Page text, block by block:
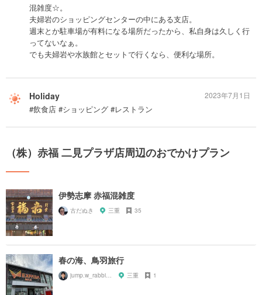
混雑度☆。
夫婦岩のショッピングセンターの中にある支店。
週末とか駐車場が有料になる場所だったから、私自身は久しく行
ってないなぁ。
でも夫婦岩や水族館とセットで行くなら、便利な場所。
Holiday
#飲食店 #ショッピング #レストラン
2023年7月1日
（株）赤福 二見プラザ店周辺のおでかけプラン
伊勢志摩 赤福混雑度
古だぬき 三重 35
春の海、鳥羽旅行
三重 1